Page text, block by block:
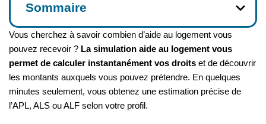
Sommaire
Vous cherchez à savoir combien d’aide au logement vous
pouvez recevoir ? La simulation aide au logement vous
permet de calculer instantanément vos droits et de découvrir
les montants auxquels vous pouvez prétendre. En quelques
minutes seulement, vous obtenez une estimation précise de
l’APL, ALS ou ALF selon votre profil.